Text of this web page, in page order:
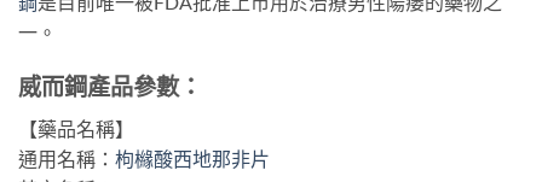
一。
威而鋼產品參數：
【藥品名稱】
通用名稱： 枸櫞酸西地那非片